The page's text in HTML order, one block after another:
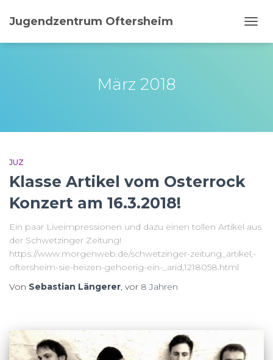
Jugendzentrum Oftersheim
März 2018
JUZ
Klasse Artikel vom Osterrock
Konzert am 16.3.2018!
Ein paar Liveimpressionen und dazu einen tollen Artikel aus
der Schwetzinger Zeitung!
https://www.morgenweb.de/schwetzinger-zeitung_artikel,-
oftersheim-sie-heizen-gehoerig-ein-_arid,1218058.html
Von Sebastian Längerer, vor 8 Jahren